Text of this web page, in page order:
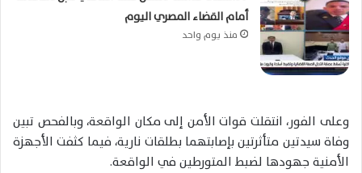
أمام القضاء المصري اليوم
منذ يوم واحد
وعلى الفور، انتقلت قوات الأمن إلى مكان الواقعة، وبالفحص تبين
وفاة سيدتين متأثرتين بإصابتهما بطلقات نارية، فيما كثفت الأجهزة
الأمنية جهودها لضبط المتورطين في الواقعة.